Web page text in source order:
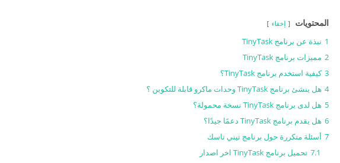
المحتويات إخفاء
1 نبذة عن برنامج TinyTask
2 مميزات برنامج TinyTask
3 كيفية استخدم برنامج TinyTask؟
4 هل ينشئ برنامج TinyTask وحدات ماكرو قابلة للتكوين ؟
5 هل لدى برنامج TinyTask نسخة محمولة؟
6 هل يقدم برنامج TinyTask دعمًا جيدًا؟
7 أسئلة متكررة حول برنامج تيني تاسك
7.1 تحميل برنامج TinyTask اخر اصدار